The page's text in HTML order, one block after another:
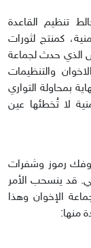
تنظيم القاعدة
كمنتج لثورات
الذي حدث لجماعة
والتنظيمات
بمحاولة التواري
لا تُخطئها عين
وفك رموز وشفرات
قد ينسحب الأمر
الإخوان وهذا
منها: